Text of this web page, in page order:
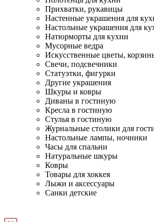
Прихватки, рукавицы
Настенные украшения для
Настольные украшения для
Натюрморты для кухни
Мусорные ведра
Искусственные цветы,
Свечи, подсвечники
Статуэтки, фигурки
Другие украшения
Шкуры и ковры
Диваны в гостиную
Кресла в гостиную
Стулья в гостиную
Журнальные столики для
Настольные лампы, ночники
Часы для спальни
Натуральные шкуры
Ковры
Товары для хоккея
Лыжи и аксессуары
Санки детские